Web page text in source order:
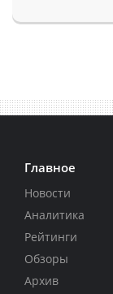
Главное
Новости
Аналитика
Рейтинги
Обзоры
Архив